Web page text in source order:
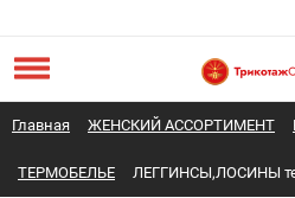
Главная ЖЕНСКИЙ АССОРТИМЕНТ
ТЕРМОБЕЛЬЕ ЛЕГГИНСЫ,ЛОСИНЫ